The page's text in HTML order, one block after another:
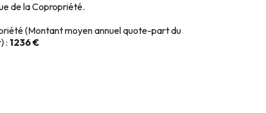
de la Copropriété.
(Montant moyen annuel quote-part du
: 1236 €